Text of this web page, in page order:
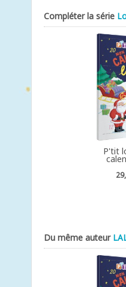
Compléter la série
P'tit
Du même auteur